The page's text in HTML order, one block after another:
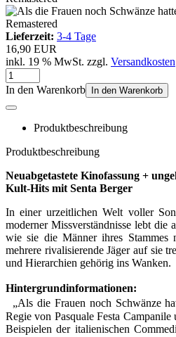
Lieferzeit: 3-4 Tage
16,90 EUR
inkl. 19 % MwSt. zzgl. Versandkosten
In den Warenkorb In den Warenkorb
Produktbeschreibung
Produktbeschreibung
Neuabgetastete Kinofassung +
Kult-Hits mit Senta Berger
In einer urzeitlichen Welt voller
moderner Missverständnisse lebt die
wie sie die Männer ihres Stammes
mehrere rivalisierende Jäger auf sie
und Hierarchien gehörig ins Wanken.
Hintergrundinformationen:
„Als die Frauen noch Schwänze
Regie von Pasquale Festa
Beispielen der italienischen